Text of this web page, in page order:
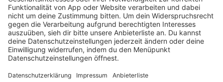
Seinen Ritterschlag bekam er mit seinem Set in der Arena
(Mainfloor) der Mayday in der Westfalenhalle Dortmund.